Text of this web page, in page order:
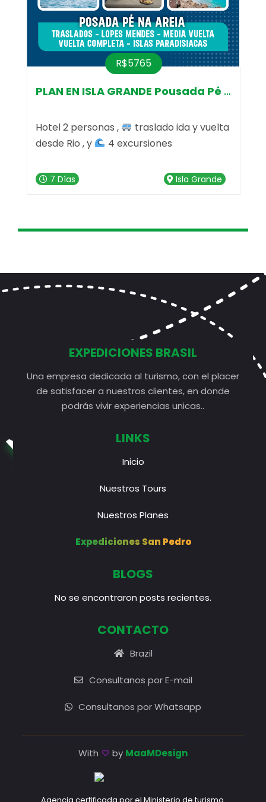
na Areia
R$5765
PLAN EN ISLA GRANDE Pousada Pé na
Hotel 2 personas ,
traslado ida y vuelta
desde Rio , y
4 excursiones
7 Días Isla Grande
EXPEDICIONES BRASIL
Una empresa dedicada al turismo, con el placer
de satisfacer a nuestros clientes, en donde
podrás vivir experiencias unicas..
LINKS
Inicio
Nuestros Tours
Nuestros Planes
Expediciones San Pedro
BLOGS
No se encontraron posts recientes.
CONTACTO
Brazil
Consultanos por E-mail
Consultanos por Whatsapp
With by MaaMDesign
Agencia certificada por el Ministerio de turismo.